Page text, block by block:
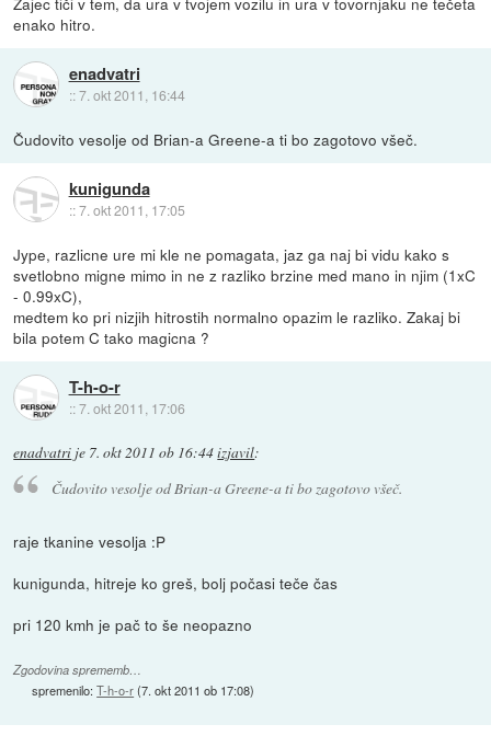
enako hitro.
enadvatri
::7. okt 2011, 16:44
Čudovito vesolje od Brian-a Greene-a ti bo zagotovo všeč.
kunigunda
::7. okt 2011, 17:05
Jype, razlicne ure mi kle ne pomagata, jaz ga naj bi vidu kako s
svetlobno migne mimo in ne z razliko brzine med mano in njim (1xC
- 0.99xC),
medtem ko pri nizjih hitrostih normalno opazim le razliko. Zakaj bi
bila potem C tako magicna ?
T-h-o-r
::7. okt 2011, 17:06
enadvatri je 7. okt 2011 ob 16:44izjavil:
Čudovito vesolje od Brian-a Greene-a ti bo zagotovo všeč.
raje tkanine vesolja :P
kunigunda, hitreje ko greš, bolj počasi teče čas
pri 120 kmh je pač to še neopazno
Zgodovina sprememb…
spremenilo:T-h-o-r(7. okt 2011 ob 17:08)